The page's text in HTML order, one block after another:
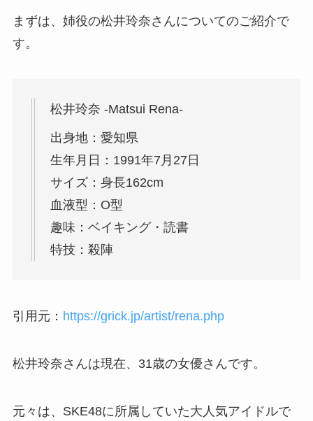
まずは、姉役の松井玲奈さんについてのご紹介で
す。
松井玲奈 -Matsui Rena-
出身地：愛知県
生年月日：1991年7月27日
サイズ：身長162cm
血液型：O型
趣味：ベイキング・読書
特技：殺陣
引用元： https://grick.jp/artist/rena.php
松井玲奈さんは現在、31歳の女優さんです。
元々は、SKE48に所属していた大人気アイドルで